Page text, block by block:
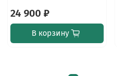
24 900 ₽
В корзину